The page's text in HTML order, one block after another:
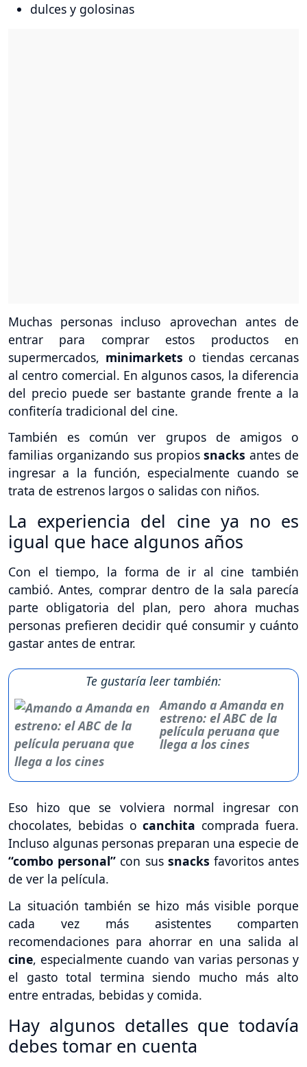
dulces y golosinas
Muchas personas incluso aprovechan antes de
entrar para comprar estos productos en
supermercados, minimarkets o tiendas cercanas
al centro comercial. En algunos casos, la diferencia
del precio puede ser bastante grande frente a la
confitería tradicional del cine.
También es común ver grupos de amigos o
familias organizando sus propiossnacksantes de
ingresar a la función, especialmente cuando se
trata de estrenos largos o salidas con niños.
La experiencia del cine ya no es
igual que hace algunos años
Con el tiempo, la forma de ir al cine también
cambió. Antes, comprar dentro de la sala parecía
parte obligatoria del plan, pero ahora muchas
personas prefieren decidir qué consumir y cuánto
gastar antes de entrar.
Te gustaría leer también:
Amando a Amanda en
estreno: el ABC de la
película peruana que
llega a los cines
Eso hizo que se volviera normal ingresar con
chocolates, bebidas ocanchita comprada fuera.
Incluso algunas personas preparan una especie de
“combo personal” con sus snacks favoritos antes
de ver la película.
La situación también se hizo más visible porque
cada vez más asistentes comparten
recomendaciones para ahorrar en una salida al
cine, especialmente cuando van varias personas y
el gasto total termina siendo mucho más alto
entre entradas, bebidas y comida.
Hay algunos detalles que todavía
debes tomar en cuenta